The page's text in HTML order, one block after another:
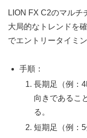
LION FX C2のマル
大局的なトレンドを
でエントリータイミ
手順：
長期足（例：
向きであるこ
る。
短期足（例：